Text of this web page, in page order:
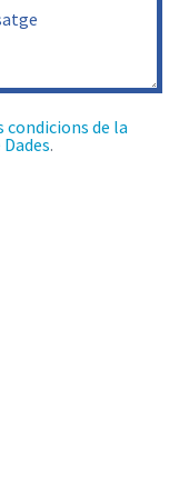
condicions de la
.